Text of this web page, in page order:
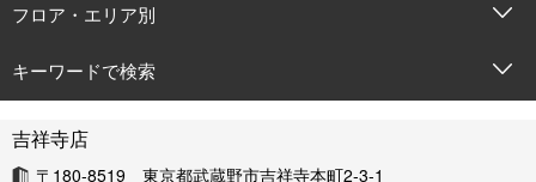
フロア・エリア別
キーワードで検索
吉祥寺店
〒180-8519 東京都武蔵野市吉祥寺本町2-3-1